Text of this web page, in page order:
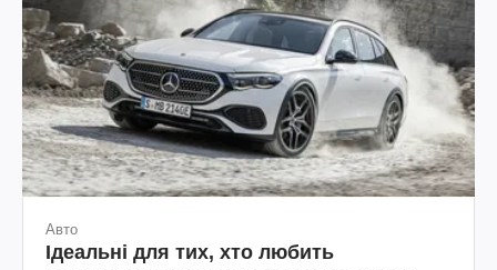
Авто
Ідеальні для тих, хто любить